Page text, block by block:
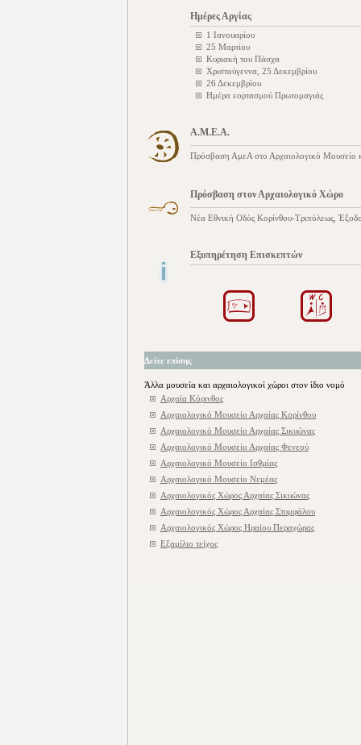
Ημέρες Αργίας
1 Ιανουαρίου
25 Μαρτίου
Κυριακή του Πάσχα
Χριστούγεννα, 25 Δεκεμβρίου
26 Δεκεμβρίου
Ημέρα εορτασμού Πρωτομαγιάς
Α.Μ.Ε.Α.
Πρόσβαση ΑμεΑ στο Αρχαιολογικό Μουσείο
Πρόσβαση στον Αρχαιολογικό Χώρο
Νέα Εθνική Οδός Κορίνθου-Τριπόλεως,
Εξυπηρέτηση Επισκεπτών
Δείτε επίσης
Άλλα μουσεία και αρχαιολογικοί χώροι στον ίδιο νομό
Αρχαία Κόρινθος
Αρχαιολογικό Μουσείο Αρχαίας Κορίνθου
Αρχαιολογικό Μουσείο Αρχαίας Σικυώνας
Αρχαιολογικό Μουσείο Αρχαίας Φενεού
Αρχαιολογικό Μουσείο Ισθμίας
Αρχαιολογικό Μουσείο Νεμέας
Αρχαιολογικός Χώρος Αρχαίας Σικυώνας
Αρχαιολογικός Χώρος Αρχαίας Στυμφάλου
Αρχαιολογικός Χώρος Ηραίου Περαχώρας
Εξαμίλιο τείχος